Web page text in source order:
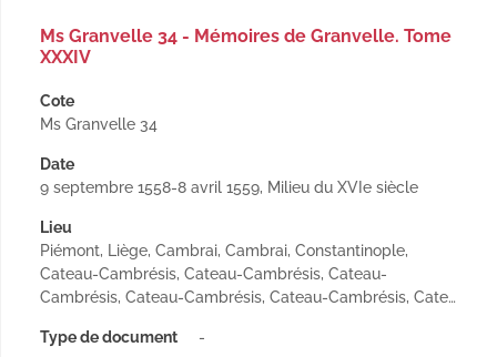
Ms Granvelle 34 - Mémoires de Granvelle. Tome
XXXIV
Cote
Ms Granvelle 34
Date
9 septembre 1558-8 avril 1559, Milieu du XVIe siècle
Lieu
Piémont, Liège, Cambrai, Cambrai, Constantinople,
Cateau-Cambrésis, Cateau-Cambrésis, Cateau-
Cambrésis, Cateau-Cambrésis, Cateau-Cambrésis, Cate…
Type de document -